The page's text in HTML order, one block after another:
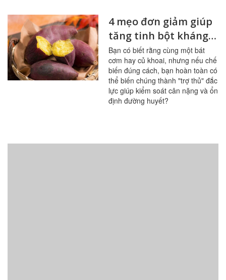
4 mẹo đơn giảm giúp
tăng tinh bột kháng
trong bữa ăn
Bạn có biết rằng cùng một bát
cơm hay củ khoai, nhưng nếu chế
biến đúng cách, bạn hoàn toàn có
thể biến chúng thành "trợ thủ" đắc
lực giúp kiểm soát cân nặng và ổn
định đường huyết?